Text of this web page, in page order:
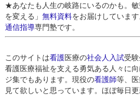
★あなたも人生の岐路にいるのかも。
を変える」 無料資料をお届けしていま
通信指導専門塾です。
このサイトは看護医療の社会人入試受
看護医療福祉を支える勇気ある人々に
ジ集でもあります。現役の看護師等、
見て欲しいと思っています。ほぼ毎日